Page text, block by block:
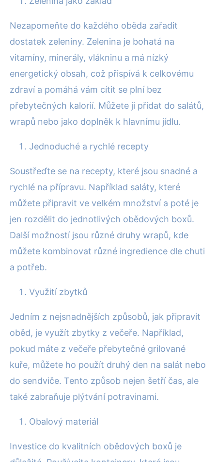
Nezapomeňte do každého oběda zařadit
dostatek zeleniny. Zelenina je bohatá na
vitamíny, minerály, vlákninu a má nízký
energetický obsah, což přispívá k celkovému
zdraví a pomáhá vám cítit se plní bez
přebytečných kalorií. Můžete ji přidat do salátů,
wrapů nebo jako doplněk k hlavnímu jídlu.
Jednoduché a rychlé recepty
Soustřeďte se na recepty, které jsou snadné a
rychlé na přípravu. Například saláty, které
můžete připravit ve velkém množství a poté je
jen rozdělit do jednotlivých obědových boxů.
Další možností jsou různé druhy wrapů, kde
můžete kombinovat různé ingredience dle chuti
a potřeb.
Využití zbytků
Jedním z nejsnadnějších způsobů, jak připravit
oběd, je využít zbytky z večeře. Například,
pokud máte z večeře přebytečné grilované
kuře, můžete ho použít druhý den na salát nebo
do sendviče. Tento způsob nejen šetří čas, ale
také zabraňuje plýtvání potravinami.
Obalový materiál
Investice do kvalitních obědových boxů je